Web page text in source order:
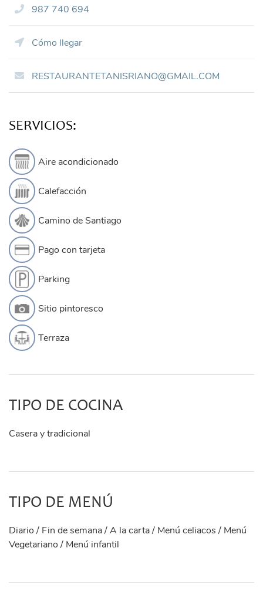
987 740 694
Cómo llegar
RESTAURANTETANISRIANO@GMAIL.COM
SERVICIOS:
Aire acondicionado
Calefacción
Camino de Santiago
Pago con tarjeta
Parking
Sitio pintoresco
Terraza
TIPO DE COCINA
Casera y tradicional
TIPO DE MENÚ
Diario / Fin de semana / A la carta / Menú celiacos / Menú
Vegetariano / Menú infantil